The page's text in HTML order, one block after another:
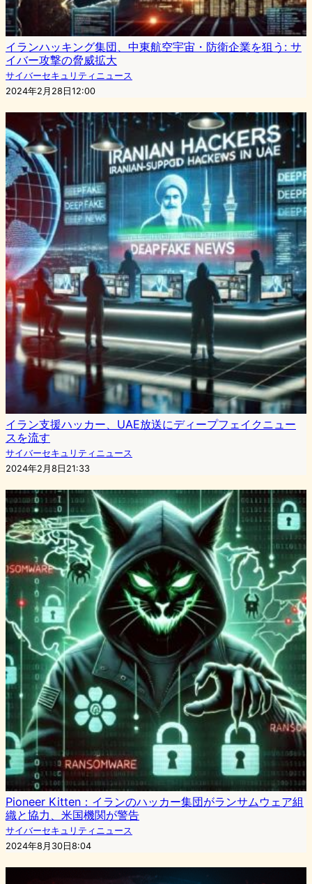
イランハッキング集団、中東航空宇宙・防衛企業を狙う: サ
イバー攻撃の脅威拡大
サイバーセキュリティニュース
2024年2月28日12:00
イラン支援ハッカー、UAE放送にディープフェイクニュー
スを流す
サイバーセキュリティニュース
2024年2月8日21:33
Pioneer Kitten：イランのハッカー集団がランサムウェア組
織と協力、米国機関が警告
サイバーセキュリティニュース
2024年8月30日8:04